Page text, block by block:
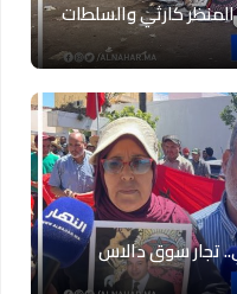
كارثي والسلطات
تجار سوق دالاس